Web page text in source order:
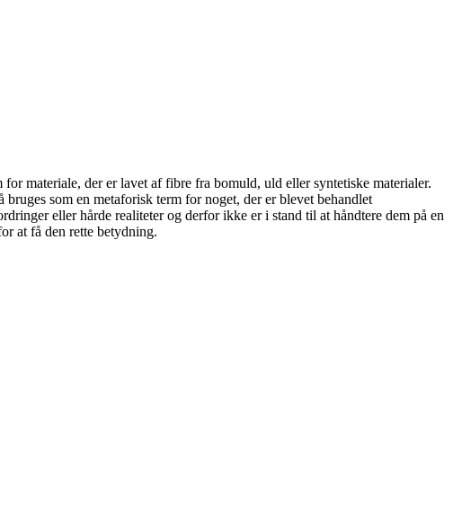
materiale, der er lavet af fibre fra bomuld, uld eller syntetiske materialer.
som en metaforisk term for noget, der er blevet behandlet
eller hårde realiteter og derfor ikke er i stand til at håndtere dem på en
at få den rette betydning.